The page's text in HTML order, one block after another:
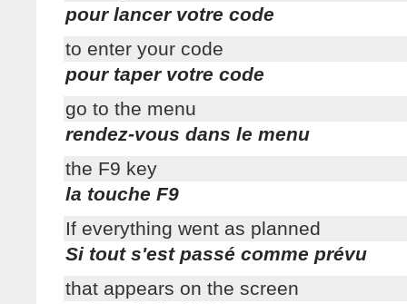
pour lancer votre code
to enter your code
pour taper votre code
go to the menu
rendez-vous dans le menu
the F9 key
la touche F9
If everything went as planned
Si tout s'est passé comme prévu
that appears on the screen